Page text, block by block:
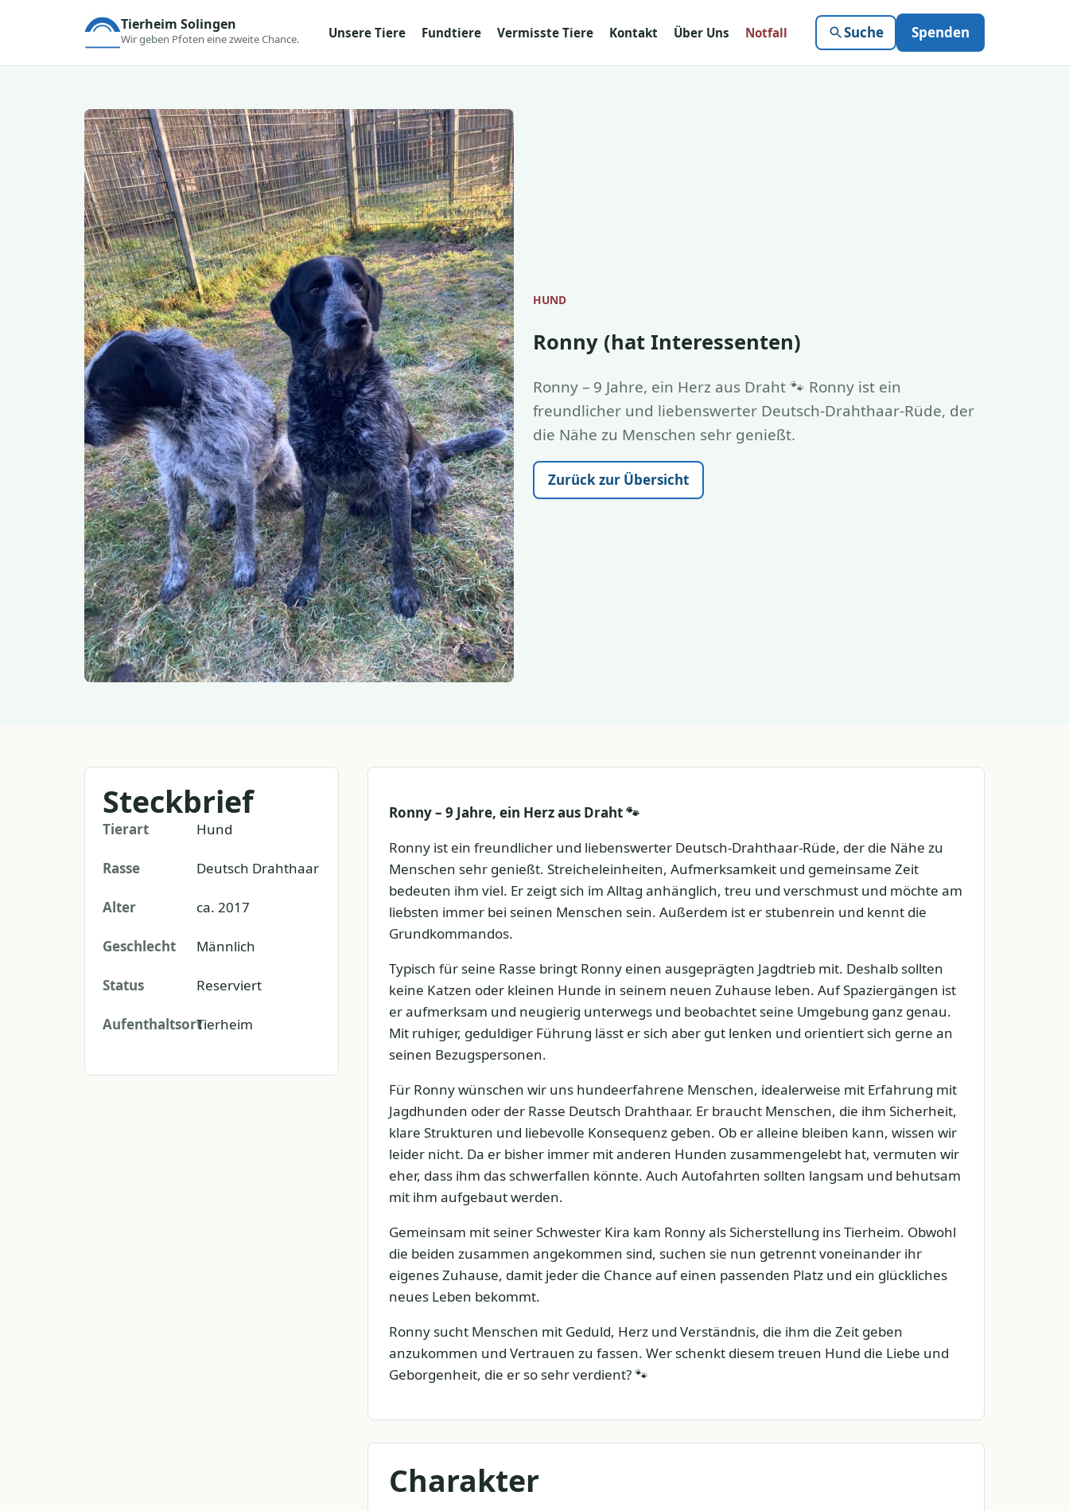
Tierheim Solingen
Wir geben Pfoten eine zweite Chance. Unsere Tiere Fundtiere Vermisste Tiere Kontakt Über Uns Notfall Suche Spenden
HUND
Ronny (hat Interessenten)
Ronny – 9 Jahre, ein Herz aus Draht 🐾 Ronny ist ein
freundlicher und liebenswerter Deutsch-Drahthaar-Rüde, der
die Nähe zu Menschen sehr genießt.
Zurück zur Übersicht
Steckbrief
Tierart Hund
Rasse Deutsch Drahthaar
Alter ca. 2017
Geschlecht Männlich
Status Reserviert
AufenthaltsortTierheim
Ronny – 9 Jahre, ein Herz aus Draht 🐾
Ronny ist ein freundlicher und liebenswerter Deutsch-Drahthaar-Rüde, der die Nähe zu
Menschen sehr genießt. Streicheleinheiten, Aufmerksamkeit und gemeinsame Zeit
bedeuten ihm viel. Er zeigt sich im Alltag anhänglich, treu und verschmust und möchte am
liebsten immer bei seinen Menschen sein. Außerdem ist er stubenrein und kennt die
Grundkommandos.
Typisch für seine Rasse bringt Ronny einen ausgeprägten Jagdtrieb mit. Deshalb sollten
keine Katzen oder kleinen Hunde in seinem neuen Zuhause leben. Auf Spaziergängen ist
er aufmerksam und neugierig unterwegs und beobachtet seine Umgebung ganz genau.
Mit ruhiger, geduldiger Führung lässt er sich aber gut lenken und orientiert sich gerne an
seinen Bezugspersonen.
Für Ronny wünschen wir uns hundeerfahrene Menschen, idealerweise mit Erfahrung mit
Jagdhunden oder der Rasse Deutsch Drahthaar. Er braucht Menschen, die ihm Sicherheit,
klare Strukturen und liebevolle Konsequenz geben. Ob er alleine bleiben kann, wissen wir
leider nicht. Da er bisher immer mit anderen Hunden zusammengelebt hat, vermuten wir
eher, dass ihm das schwerfallen könnte. Auch Autofahrten sollten langsam und behutsam
mit ihm aufgebaut werden.
Gemeinsam mit seiner Schwester Kira kam Ronny als Sicherstellung ins Tierheim. Obwohl
die beiden zusammen angekommen sind, suchen sie nun getrennt voneinander ihr
eigenes Zuhause, damit jeder die Chance auf einen passenden Platz und ein glückliches
neues Leben bekommt.
Ronny sucht Menschen mit Geduld, Herz und Verständnis, die ihm die Zeit geben
anzukommen und Vertrauen zu fassen. Wer schenkt diesem treuen Hund die Liebe und
Geborgenheit, die er so sehr verdient? 🐾
Charakter